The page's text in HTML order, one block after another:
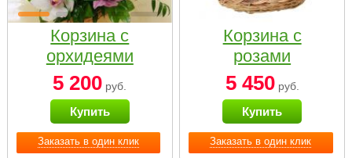
Заказать в один клик
Корзина с
орхидеями
малая
5 200 руб.
Купить
Заказать в один клик
Корзина с
розами
«Красный
Париж»
5 450руб.
Купить